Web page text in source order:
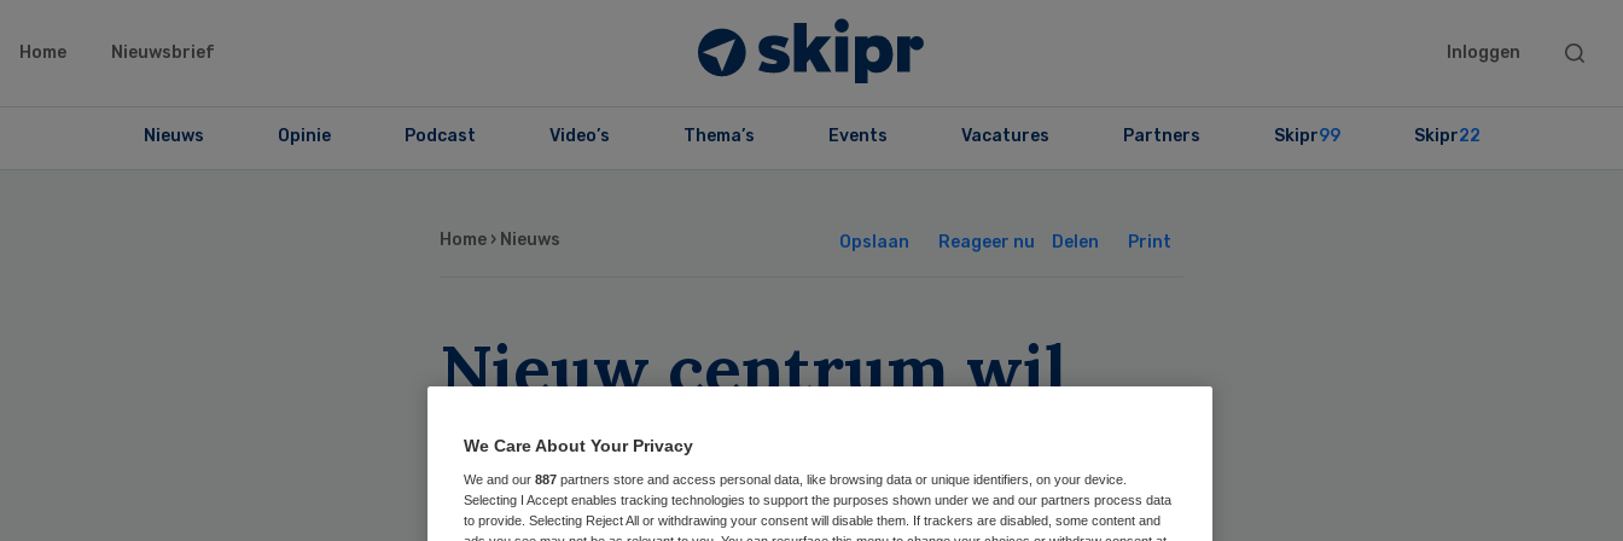
Home Nieuwsbrief Inloggen
Search
Nieuws Opinie Podcast Video’s Thema’s Events Vacatures Partners Skipr99 Skipr22
Home › Nieuws Opslaan Reageer nu Delen Print
Nieuw centrum wil
doorbaak forceren
rond antibiotica
We Care About Your Privacy
We and our 887 partners store and access personal data, like browsing data or unique identifiers, on your device.
Selecting I Accept enables tracking technologies to support the purposes shown under we and our partners process data
to provide. Selecting Reject All or withdrawing your consent will disable them. If trackers are disabled, some content and